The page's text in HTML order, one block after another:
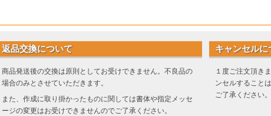
返品交換について
商品発送後の交換は原則としてお受けできません。不良品の
場合のみとさせていただきます。
また、作成に取り掛かったものに関しては書体や指定メッセ
ージの変更はお受けできませんのでご了承ください。
キャンセルに
１度ご注文頂き
ンセルすること
ご了承ください。